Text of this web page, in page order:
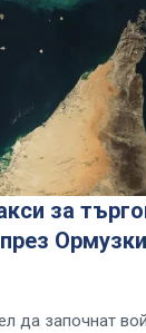
за
да започнат